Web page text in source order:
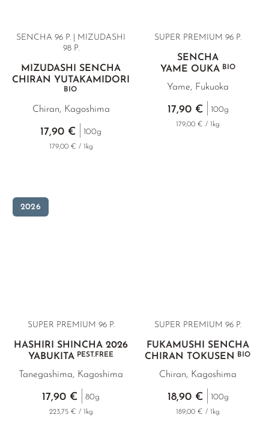
SENCHA 96 P. | MIZUDASHI
98 P.
MIZUDASHI SENCHA
CHIRAN YUTAKAMIDORI
BIO
Chiran, Kagoshima
17,90 € 100g
179,00 € / 1kg
SUPER PREMIUM96 P.
SENCHA
YAME OUKA BIO
Yame, Fukuoka
17,90 € 100g
179,00 € / 1kg
2026
SUPER PREMIUM 96 P.
HASHIRI SHINCHA 2026
YABUKITA PEST.FREE
Tanegashima, Kagoshima
17,90 € 80g
223,75 € / 1kg
SUPER PREMIUM96 P.
FUKAMUSHI SENCHA
CHIRAN TOKUSENBIO
Chiran, Kagoshima
18,90 € 100g
189,00 € / 1kg